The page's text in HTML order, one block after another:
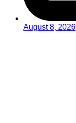
August 8, 2026